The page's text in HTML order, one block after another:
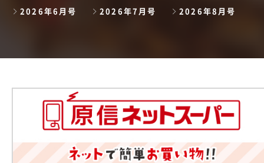
2026年6月号 2026年7月号 2026年8月号